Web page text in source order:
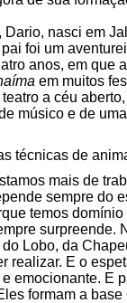
Dario, nasci em
foi um
anos, em que
em muitos
a céu
músico e de
técnicas de
mais de
sempre do
temos
surpreende.
Lobo, da
realizar. E o
emocionante. E
formam a